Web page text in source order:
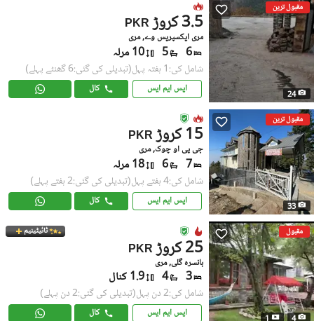
مقبول ترین
24
PKR 3.5 کروڑ
مری ایکسپریس وے, مری
6
5 10 مرلہ
شامل کی:1 ہفتہ پہل (تبدیلی کی گئی:6 گھنٹے پہلے)
ایس ایم ایس کال
مقبول ترین
33
PKR 15 کروڑ
جی پی او چوک, مری
7
6 18 مرلہ
شامل کی:4 ہفتے پہل (تبدیلی کی گئی:2 ہفتے پہلے)
ایس ایم ایس کال
مقبول ٹائیٹینیم
PKR 25 کروڑ
بانسرہ گلی, مری
3
4 1.9 کنال
شامل کی:2 دن پہل (تبدیلی کی گئی:2 دن پہلے)
ایس ایم ایس کال